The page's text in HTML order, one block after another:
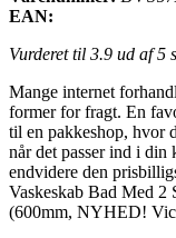
EAN:
Vurderet til 3.9 ud af 5
Mange internet
former for fragt. En
til en pakkeshop, hvor
når det passer ind i din
endvidere den
Vaskeskab Bad Med
(600mm, NYHED!